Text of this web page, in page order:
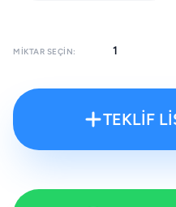
MIKTAR SEÇIN:
TEKLİF